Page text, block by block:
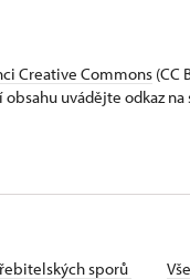
Creative Commons (CC
uvádějte odkaz
sporů